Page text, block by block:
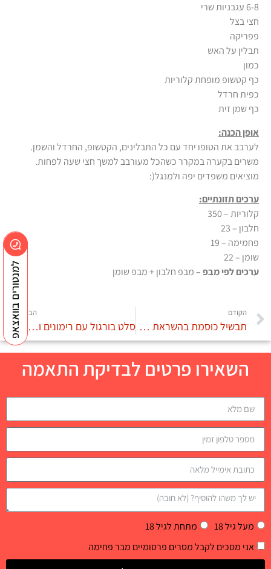
6-8 עגבניות שרי
חצי בצל
פפריקה
תבלין על האש
כמון
כף קטשופ מופחת קלוריות
כפית חרדל
כף שמן זית
אופן הכנה:
לערבב את הטופו יחד עם כל התבלינים, הקטשופ, החרדל והשמן.
משרים בקערה במקרר כשהכל מעורבב למשך חצי שעה לפחות.
מוציאים משפדים יפה ולמנגל(:
ערכים תזונתיים:
קלוריות – 350
חלבון – 23
פחמימה – 19
שומן – 22
ערכים לפי מבפ –מבפ חלבון + מבפ שומן
הקודם
תבשיל כוסמת בהשראת לנדוור
הבא
סלט בורגול עם רימונים ושקדים
השאירו פרטים לבדיקת התאמה
מעל גיל 18
מתחת לגיל 18
אני מסכים לקבל מסרים פרסומיים מבר פחימה
למנטורים בוואצאפ